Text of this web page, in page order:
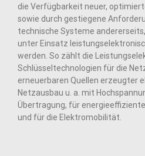
die Verfügbarkeit neuer,
sowie durch gestiegene
technische Systeme
unter Einsatz
werden. So zählt die
Schlüsseltechnologien für die
erneuerbaren Quellen erzeugter
Netzausbau u. a. mit
Übertragung, für
und für die Elektromobilität.